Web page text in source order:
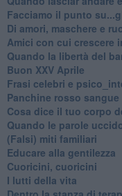
Facciamo il punto
Di amori, maschere e
​Amici con cui crescere
​Quando la libertà del
Buon XXV Aprile
​Frasi celebri e
​Panchine rosso sangue
​Cosa dice il tuo corpo
​Quando le parole
​(Falsi) miti familiari
​Educare alla gentilezza
​Cuoricini, cuoricini
I lutti della vita